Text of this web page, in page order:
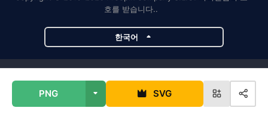
PNG SVG
호를 받습니다..
한국어